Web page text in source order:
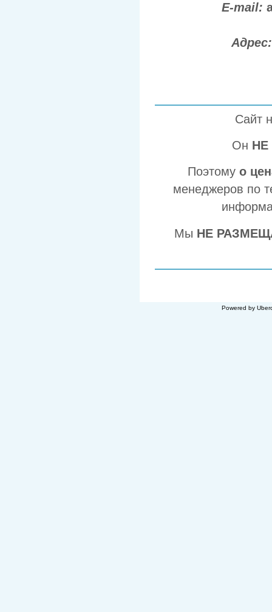
E-mail:
Сайт
Он НЕ
Поэтому о
менеджеров по
Мы НЕ
Powered by